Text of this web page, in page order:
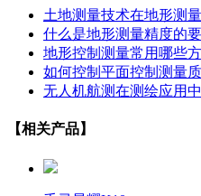
土地测量技术在地形测
什么是地形测量精度的
地形控制测量常用哪些
如何控制平面控制测量
无人机航测在测绘应用
【相关产品】